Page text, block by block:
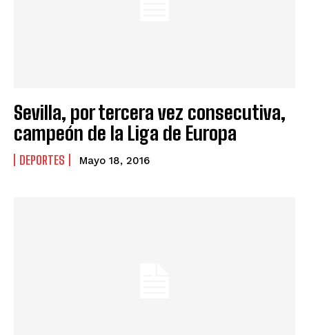
Sevilla, por tercera vez consecutiva,
campeón de la Liga de Europa
DEPORTES Mayo 18, 2016